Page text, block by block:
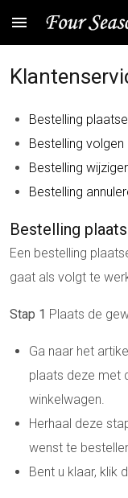
Bestelling
Bestelling volgen
Bestelling
Bestelling
Bestelling
Een bestelling
gaat als volgt te
Stap 1 Plaats de
Ga naar het
plaats deze met
winkelwagen.
Herhaal deze
wenst te
Bent u klaar, klik